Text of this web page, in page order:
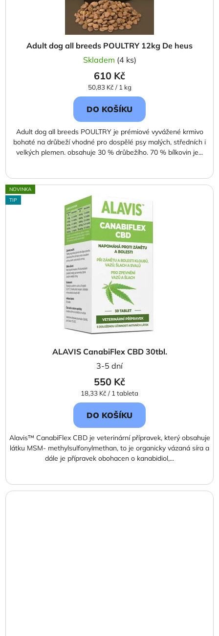
Adult dog all breeds POULTRY 12kg De heus
Skladem (4 ks)
610 Kč
Měrná
cena:
50,83 Kč / 1 kg
DO KOŠÍKU
Adult dog all breeds POULTRY je prémiové vyvážené krmivo
bohaté na drůbeží vhodné pro dospělé psy malých, středních i
velkých plemen. obsahuje 30 % drůbežího. 70 % bílkovin je...
NOVINKA
TIP
ALAVIS CanabiFlex CBD 30tbl.
3-5 dní
550 Kč
Měrná
cena:
18,33 Kč / 1 tableta
DO KOŠÍKU
Alavis™ CanabiFlex CBD je veterinární přípravek, který obsahuje
látku MSM- methylsulfonylmethan, to je organicky vázaná síra a
dále je přípravek obohacen o kanabidiol,...